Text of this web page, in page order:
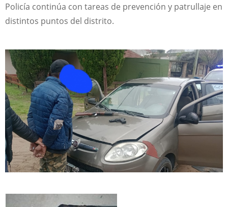
Policía continúa con tareas de prevención y patrullaje en
distintos puntos del distrito.